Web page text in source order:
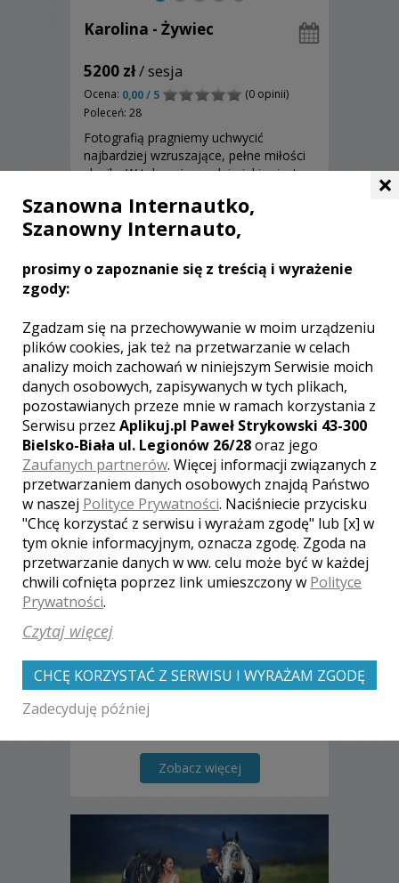
Karolina - Żywiec
5200 zł/ sesja
Ocena: 0,00 / 5
(0 opinii)
Poleceń: 28
Fotografią pragniemy uchwycić
najbardziej wzruszające, pełne miłości
chwile. W tak ważnym dniu jakim jest
jesteście WY : )
Zobacz więcej
Karolina - Rzeszów
2000 zł/ sesja
Ocena:
Pracuję dla radości tworzenia czegoś
nowego i przekazywania tego innym…
Fotografia to moja pasja i zawód.
Fotografią reportażową, ślubną,
modową i rodzinną zajmuję się od
Zobacz więcej
×
Szanowna Internautko,
Szanowny Internauto,
prosimy o zapoznanie się z treścią i wyrażenie
zgody:
Zgadzam się na przechowywanie w moim urządzeniu
plików cookies, jak też na przetwarzanie w celach
analizy moich zachowań w niniejszym Serwisie moich
danych osobowych, zapisywanych w tych plikach,
pozostawianych przeze mnie w ramach korzystania z
Serwisu przez Aplikuj.pl Paweł Strykowski 43-300
Bielsko-Biała ul. Legionów 26/28oraz jego
Zaufanych partnerów. Więcej informacji związanych z
przetwarzaniem danych osobowych znajdą Państwo
w naszej Polityce Prywatności. Naciśniecie przycisku
"Chcę korzystać z serwisu i wyrażam zgodę" lub [x] w
tym oknie informacyjnym, oznacza zgodę. Zgoda na
przetwarzanie danych w ww. celu może być w każdej
chwili cofnięta poprzez link umieszczony w Polityce
Prywatności.
Czytaj więcej
CHCĘ KORZYSTAĆ Z SERWISU I WYRAŻAM ZGODĘ
Zadecyduję później